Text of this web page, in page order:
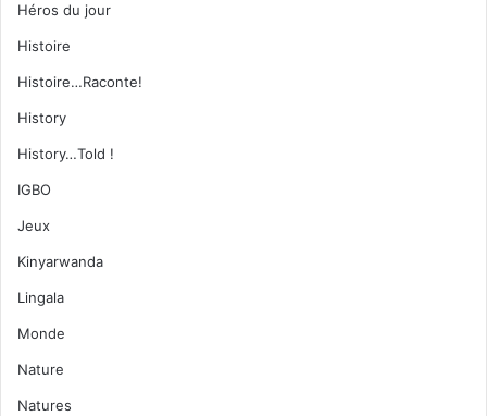
Héros du jour
Histoire
Histoire…Raconte!
History
History…Told !
IGBO
Jeux
Kinyarwanda
Lingala
Monde
Nature
Natures